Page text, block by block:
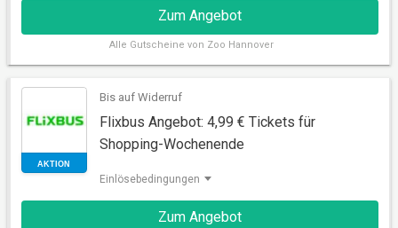
Zum Angebot
Alle Gutscheine von Zoo Hannover
Bis auf Widerruf
Flixbus Angebot: 4,99 € Tickets für
Shopping-Wochenende
Einlösebedingungen
Zum Angebot